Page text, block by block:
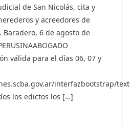
de San Nicolás, cita y
y acreedores de
6 de agosto de
válida para el días 06, 07 y
interfazbootstrap/
los edictos los […]